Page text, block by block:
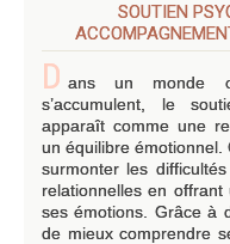
SOUTIEN
D ans un monde
s’accumulent, le
apparaît comme une
un équilibre émotionnel.
surmonter les
relationnelles en
ses émotions. Grâce à
de mieux comprendre